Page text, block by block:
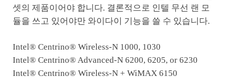
셋의 제품이어야 합니다. 결론적으로 인텔 무선 랜 모
듈을 쓰고 있어야만 와이다이 기능을 쓸 수 있습니다.
Intel® Centrino® Wireless-N 1000, 1030
Intel® Centrino® Advanced-N 6200, 6205, or 6230
Intel® Centrino® Wireless-N + WiMAX 6150